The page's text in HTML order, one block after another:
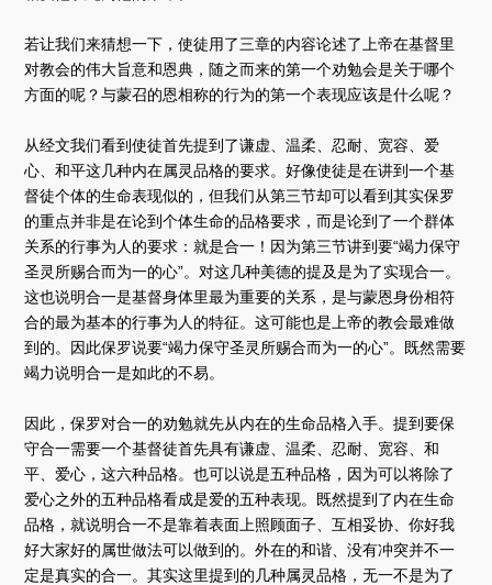
若让我们来猜想一下，使徒用了三章的内容论述了上帝在基督里
对教会的伟大旨意和恩典，随之而来的第一个劝勉会是关于哪个
方面的呢？与蒙召的恩相称的行为的第一个表现应该是什么呢？
从经文我们看到使徒首先提到了谦虚、温柔、忍耐、宽容、爱
心、和平这几种内在属灵品格的要求。好像使徒是在讲到一个基
督徒个体的生命表现似的，但我们从第三节却可以看到其实保罗
的重点并非是在论到个体生命的品格要求，而是论到了一个群体
关系的行事为人的要求：就是合一！因为第三节讲到要“竭力保守
圣灵所赐合而为一的心”。对这几种美德的提及是为了实现合一。
这也说明合一是基督身体里最为重要的关系，是与蒙恩身份相符
合的最为基本的行事为人的特征。这可能也是上帝的教会最难做
到的。因此保罗说要“竭力保守圣灵所赐合而为一的心”。既然需要
竭力说明合一是如此的不易。
因此，保罗对合一的劝勉就先从内在的生命品格入手。提到要保
守合一需要一个基督徒首先具有谦虚、温柔、忍耐、宽容、和
平、爱心，这六种品格。也可以说是五种品格，因为可以将除了
爱心之外的五种品格看成是爱的五种表现。既然提到了内在生命
品格，就说明合一不是靠着表面上照顾面子、互相妥协、你好我
好大家好的属世做法可以做到的。外在的和谐、没有冲突并不一
定是真实的合一。其实这里提到的几种属灵品格，无一不是为了